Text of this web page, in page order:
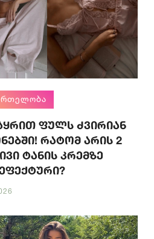
ფულს ძვირიან
რატომ არის 2
ტანის კრემზე